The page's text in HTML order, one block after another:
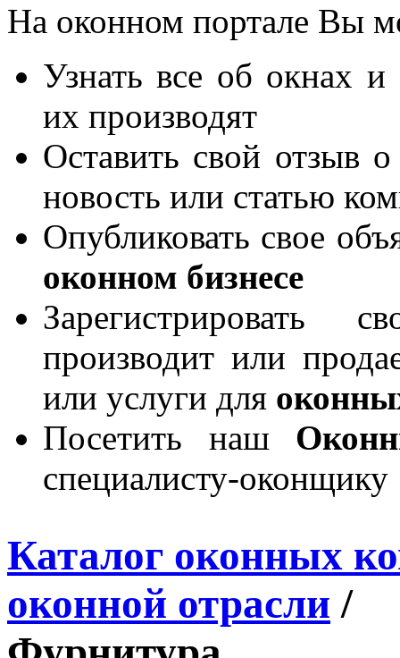
На оконном портале Вы
Узнать все об окнах и
их производят
Оставить свой отзыв
новость или статью
Опубликовать свое
оконном бизнесе
производит или
или услуги для
Посетить наш
специалисту-оконщику
Каталог оконных
оконной отрасли /